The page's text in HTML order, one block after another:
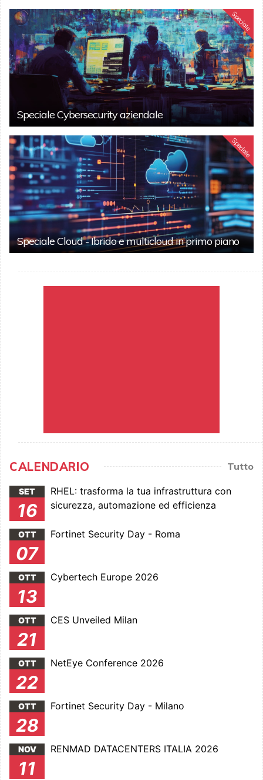
Speciale
Speciale Cybersecurity aziendale
Speciale
Speciale Cloud - Ibrido e multicloud in primo piano
CALENDARIO Tutto
SET
16
RHEL: trasforma la tua infrastruttura con
sicurezza, automazione ed efficienza
OTT
07
Fortinet Security Day - Roma
OTT
13
Cybertech Europe 2026
OTT
21
CES Unveiled Milan
OTT
22
NetEye Conference 2026
OTT
28
Fortinet Security Day - Milano
NOV
11
RENMAD DATACENTERS ITALIA 2026